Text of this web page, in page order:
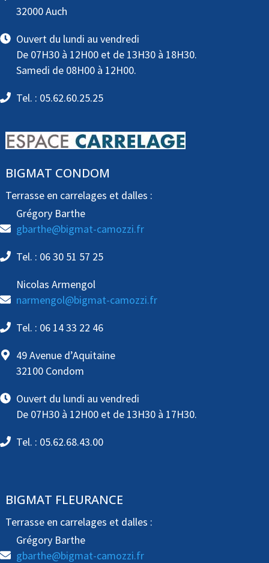
32000 Auch
Ouvert du lundi au vendredi
De 07H30 à 12H00 et de 13H30 à 18H30.
Samedi de 08H00 à 12H00.
Tel. : 05.62.60.25.25
BIGMAT CONDOM
Terrasse en carrelages et dalles :
Grégory Barthe
gbarthe@bigmat-camozzi.fr
Tel. : 06 30 51 57 25
Nicolas Armengol
narmengol@bigmat-camozzi.fr
Tel. : 06 14 33 22 46
49 Avenue d’Aquitaine
32100 Condom
Ouvert du lundi au vendredi
De 07H30 à 12H00 et de 13H30 à 17H30.
Tel. : 05.62.68.43.00
BIGMAT FLEURANCE
Terrasse en carrelages et dalles :
Grégory Barthe
gbarthe@bigmat-camozzi.fr